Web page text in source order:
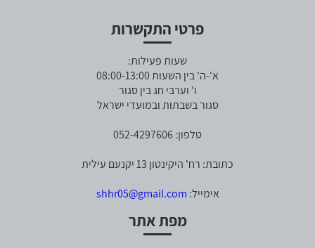
פרטי התקשרות
שעות פעילות:
א'-ה' בין השעות 08:00-13:00
ו' וערבי חג בין סגור
סגור בשבתות ובמועדי ישראל
טלפון: 052-4297606
כתובת: רח' היקינטון 13 יקנעם עילית
אימייל: shhr05@gmail.com
מפת אתר